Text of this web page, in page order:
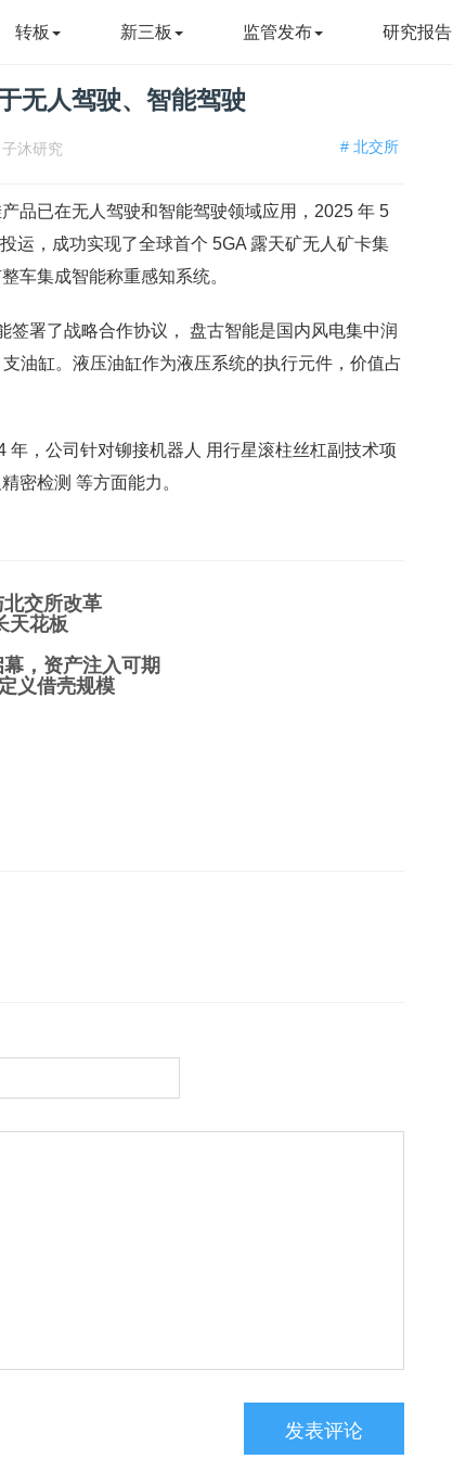
转板 新三板 监管发布 研究报告
无人驾驶、智能驾驶
# 北交所
子沐研究
品已在无人驾驶和智能驾驶领域应用，2025 年 5
运，成功实现了全球首个 5GA 露天矿无人矿卡集
车集成智能称重感知系统。
签署了战略合作协议， 盘古智能是国内风电集中润
油缸。液压油缸作为液压系统的执行元件，价值占
，公司针对铆接机器人 用行星滚柱丝杠副技术项
密检测 等方面能力。
交所改革
天花板
，资产注入可期
义借壳规模